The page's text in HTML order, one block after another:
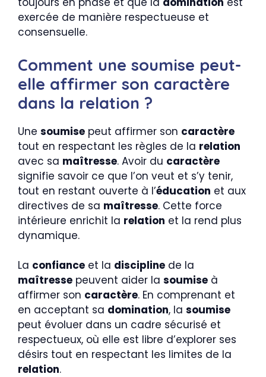
exercée de manière respectueuse et
consensuelle.
Comment une soumise peut-
elle affirmer son caractère
dans la relation ?
Une soumise peut affirmer son caractère
tout en respectant les règles de la relation
avec sa maîtresse. Avoir du caractère
signifie savoir ce que l’on veut et s’y tenir,
tout en restant ouverte à l’éducation et aux
directives de sa maîtresse. Cette force
intérieure enrichit la relation et la rend plus
dynamique.
La confiance et la discipline de la
maîtresse peuvent aider la soumise à
affirmer son caractère. En comprenant et
en acceptant sa domination, la soumise
peut évoluer dans un cadre sécurisé et
respectueux, où elle est libre d’explorer ses
désirs tout en respectant les limites de la
relation.